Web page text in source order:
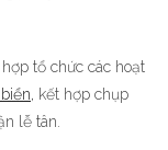
tổ chức các hoạt
kết hợp chụp
lễ tân.